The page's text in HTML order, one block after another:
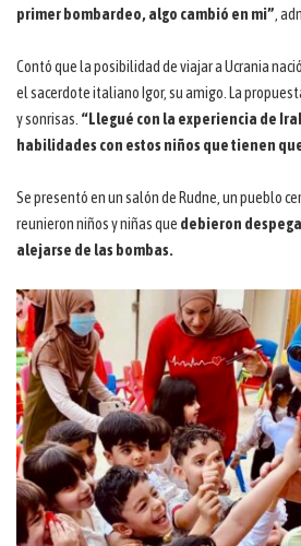
primer bombardeo, algo cambió en mi”,
Contó que la posibilidad de viajar a Ucrania
el sacerdote italiano Igor, su amigo. La
y sonrisas. “Llegué con la experiencia de
habilidades con estos niños que tienen
Se presentó en un salón de Rudne, un pueblo
reunieron niños y niñas que debieron
alejarse de las bombas.